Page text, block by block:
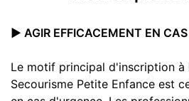
▶️ AGIR EFFICACEMENT EN
Le motif principal d'inscription à
Secourisme Petite Enfance est